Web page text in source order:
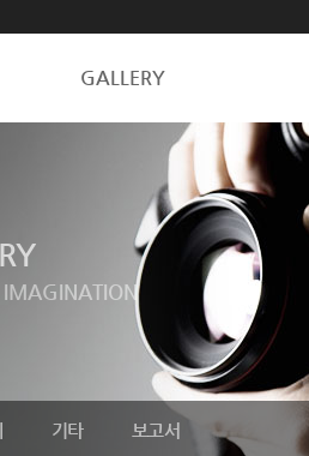
GALLERY
IMAGINATION
기타 보고서